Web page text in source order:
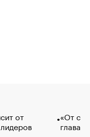
от
«От
глава